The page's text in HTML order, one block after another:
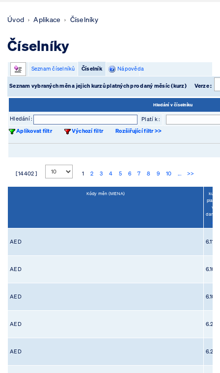
Úvod Aplikace Číselníky
Číselníky
Seznam číselníků Číselník Nápověda
Seznam vybraných měn a jejich kurzů platných pro daný měsíc (kurz) Verze :
Hledání v číselníku
Hledání :
Platí k :
Aplikovat filtr
Výchozí filtr Rozšiřující filtr >>
[ 14402 ] 1 2 3 4 5 6 7 8 9 10 ... >>
Kódy měn (MENA)
kurz
platný
v
daném
...
AED 6.117
AED 6.106
AED 6.106
AED 6.254
AED 6.225